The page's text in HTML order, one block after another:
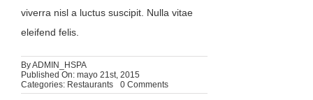
viverra nisl a luctus suscipit. Nulla vitae
eleifend felis.
ByADMIN_HSPA
Published On: mayo 21st, 2015
Categories: Restaurants 0 Commentson
Neque